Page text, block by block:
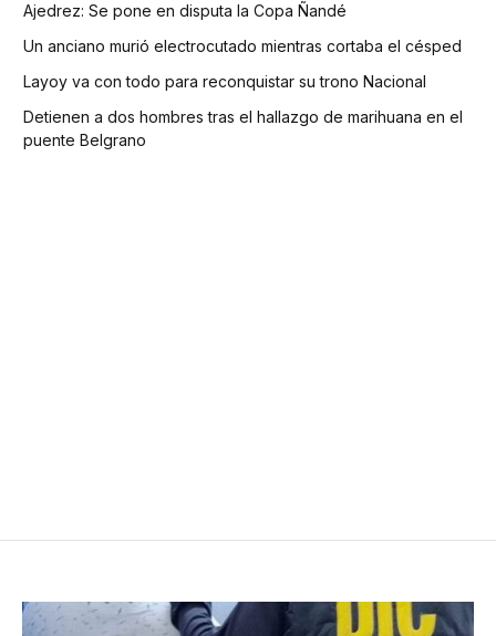
Ajedrez: Se pone en disputa la Copa Ñandé
Un anciano murió electrocutado mientras cortaba el césped
Layoy va con todo para reconquistar su trono Nacional
Detienen a dos hombres tras el hallazgo de marihuana en el
puente Belgrano